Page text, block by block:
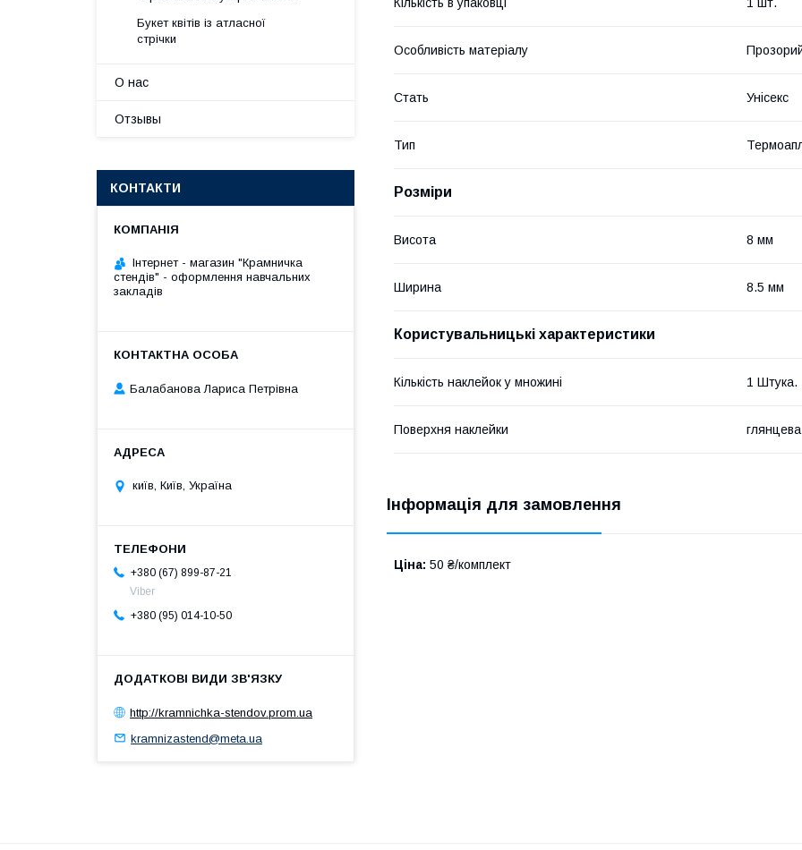
Кількість в упаковці 1 шт.
Особливість матеріалу
Стать Унісекс
Тип
Розміри
Висота 8 мм
Ширина 8.5 мм
Користувальницькі характеристики
Кількість наклейок у множині 1 Штука.
Поверхня наклейки глянцева
Інформація для замовлення
Ціна: 50 ₴/комплект
Букет квітів із атласної
стрічки
О нас
Отзывы
КОНТАКТИ
Інтернет - магазин "Крамничка
стендів" - оформлення навчальних
закладів
Балабанова Лариса Петрівна
київ, Київ, Україна
+380 (67) 899-87-21
Viber
+380 (95) 014-10-50
http://kramnichka-stendov.prom.ua
kramnizastend@meta.ua